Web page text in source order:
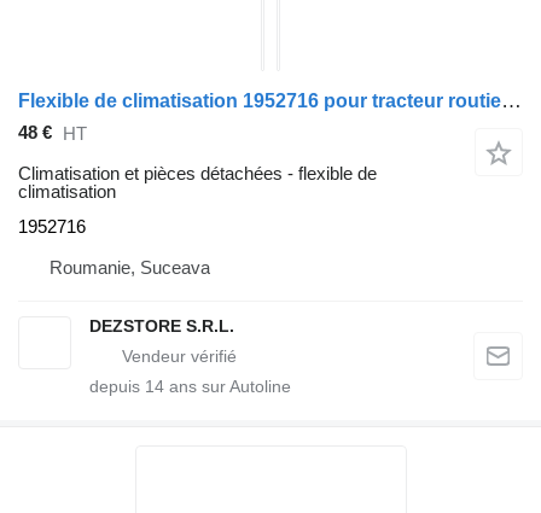
Flexible de climatisation 1952716 pour tracteur routier DAF CF
48 € HT
Climatisation et pièces détachées - flexible de
climatisation
1952716
Roumanie, Suceava
DEZSTORE S.R.L.
depuis 14 ans sur Autoline